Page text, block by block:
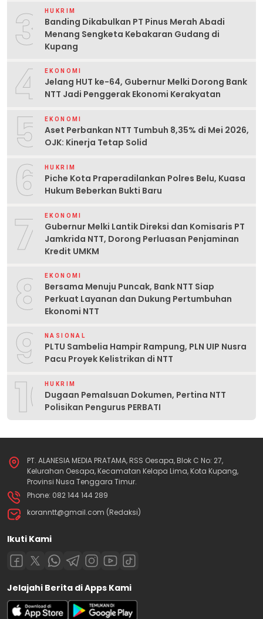
3 HUKRIM
Banding Dikabulkan PT Pinus Merah Abadi
Menang Sengketa Kebakaran Gudang di
Kupang
4 EKONOMI
Jelang HUT ke-64, Gubernur Melki Dorong Bank
NTT Jadi Penggerak Ekonomi Kerakyatan
5 EKONOMI
Aset Perbankan NTT Tumbuh 8,35% di Mei 2026,
OJK: Kinerja Tetap Solid
6 HUKRIM
Piche Kota Praperadilankan Polres Belu, Kuasa
Hukum Beberkan Bukti Baru
7 EKONOMI
Gubernur Melki Lantik Direksi dan Komisaris PT
Jamkrida NTT, Dorong Perluasan Penjaminan
Kredit UMKM
8 EKONOMI
Bersama Menuju Puncak, Bank NTT Siap
Perkuat Layanan dan Dukung Pertumbuhan
Ekonomi NTT
9 NASIONAL
PLTU Sambelia Hampir Rampung, PLN UIP Nusra
Pacu Proyek Kelistrikan di NTT
10HUKRIM
Dugaan Pemalsuan Dokumen, Pertina NTT
Polisikan Pengurus PERBATI
PT. ALANESIA MEDIA PRATAMA, RSS Oesapa, Blok C No: 27,
Kelurahan Oesapa, Kecamatan Kelapa Lima, Kota Kupang,
Provinsi Nusa Tenggara Timur.
Phone: 082 144 144 289
koranntt@gmail.com (Redaksi)
Ikuti Kami
Jelajahi Berita di Apps Kami